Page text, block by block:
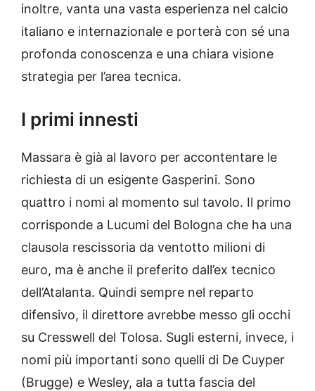
inoltre, vanta una vasta esperienza nel calcio
italiano e internazionale e porterà con sé una
profonda conoscenza e una chiara visione
strategia per l’area tecnica.
I primi innesti
Massara è già al lavoro per accontentare le
richiesta di un esigente Gasperini. Sono
quattro i nomi al momento sul tavolo. Il primo
corrisponde a Lucumi del Bologna che ha una
clausola rescissoria da ventotto milioni di
euro, ma è anche il preferito dall’ex tecnico
dell’Atalanta. Quindi sempre nel reparto
difensivo, il direttore avrebbe messo gli occhi
su Cresswell del Tolosa. Sugli esterni, invece, i
nomi più importanti sono quelli di De Cuyper
(Brugge) e Wesley, ala a tutta fascia del